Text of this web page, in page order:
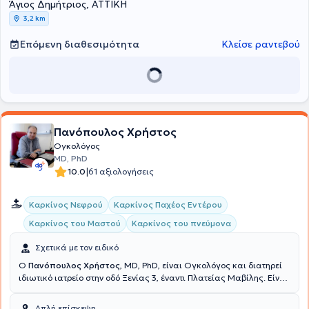
συνεργάζεται με Ιδιωτικές κλινικές και Νοσοκομεία.
Άγιος Δημήτριος, ΑΤΤΙΚΗ
3,2 km
Επόμενη διαθεσιμότητα Κλείσε ραντεβού
Πανόπουλος Χρήστος
Ογκολόγος
MD, PhD
10.0|61 αξιολογήσεις
Καρκίνος Νεφρού
Καρκίνος Παχέος Εντέρου
Καρκίνος του Μαστού
Καρκίνος του πνεύμονα
Σχετικά με τον ειδικό
Ο Πανόπουλος Χρήστος, MD, PhD, είναι Ογκολόγος και διατηρεί
ιδιωτικό ιατρείο στην οδό Ξενίας 3, έναντι Πλατείας Μαβίλης. Είναι
Είναι Διδάκτωρ του Εθνικού και Καποδιστριακού Πανεπιστημίου